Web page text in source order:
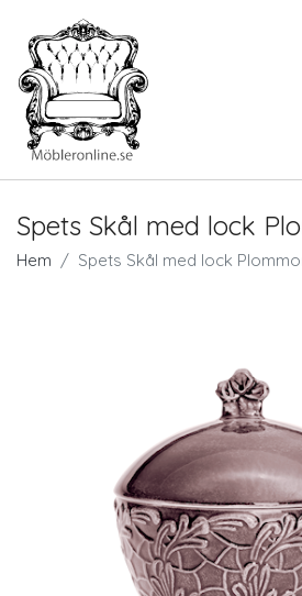
Spets Skål med lock
Hem Spets Skål med lock